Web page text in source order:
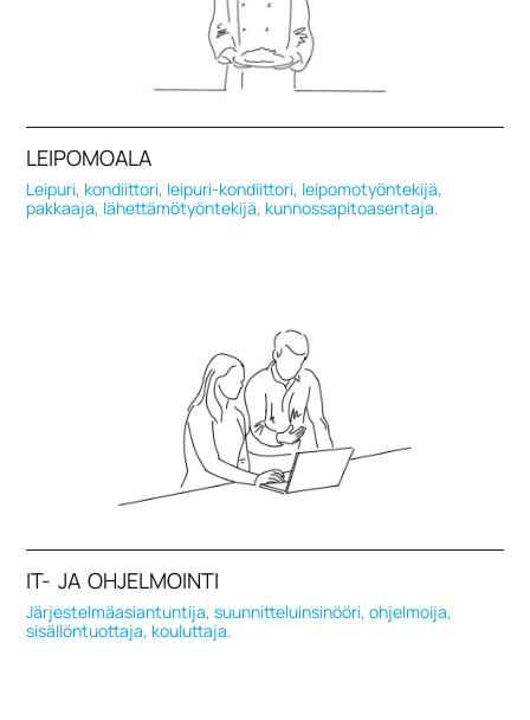
LEIPOMOALA
Leipuri, kondiittori, leipuri-kondiittori, leipomotyöntekijä,
pakkaaja, lähettämötyöntekijä, kunnossapitoasentaja.
IT- JA OHJELMOINTI
Järjestelmäasiantuntija, suunnitteluinsinööri, ohjelmoija,
sisällöntuottaja, kouluttaja.